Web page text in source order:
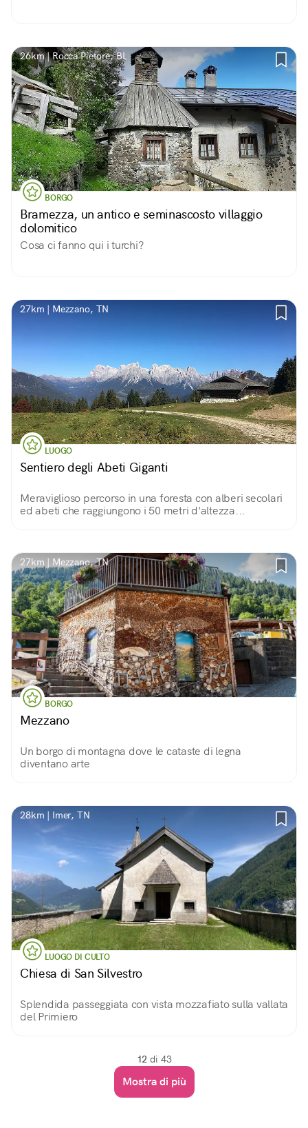
26km | Rocca Pietore, BL
BORGO
Bramezza, un antico e seminascosto villaggio
dolomitico
Cosa ci fanno qui i turchi?
27km | Mezzano, TN
LUOGO
Sentiero degli Abeti Giganti
Meraviglioso percorso in una foresta con alberi secolari
ed abeti che raggiungono i 50 metri d'altezza...
27km | Mezzano, TN
BORGO
Mezzano
Un borgo di montagna dove le cataste di legna
diventano arte
28km | Imer, TN
LUOGO DI CULTO
Chiesa di San Silvestro
Splendida passeggiata con vista mozzafiato sulla vallata
del Primiero
12 di 43
Mostra di più